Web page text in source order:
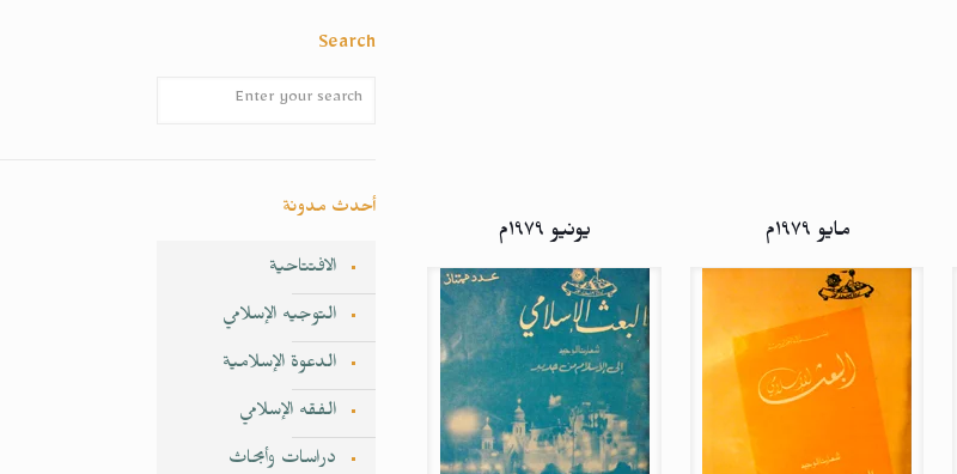
مايو ۱۹۷۹م يونيو ۱۹۷۹م
Search
أحدث مدونة
الافتتاحية
التوجيه الإسلامي
الدعوة الإسلامية
الفقه الإسلامي
دراسات وأبحاث